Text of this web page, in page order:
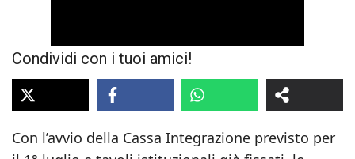
Condividi con i tuoi amici!
Con l’avvio della Cassa Integrazione previsto per